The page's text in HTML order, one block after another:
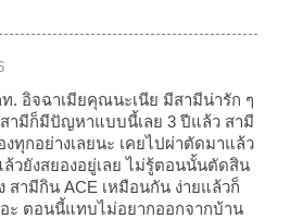
ท. อิจฉาเมียคุณนะเนีย มีสามีน่ารัก ๆ
สามีก็มีปัญหาแบบนี้เลย 3 ปีแล้ว สามี
งทุกอย่างเลยนะ เคยไปผ่าตัดมาแล้ว
วยังสยองอยู่เลย ไม่รู้ตอนนั้นตัดสิน
สามีกิน ACE เหมือนกัน ง่ายแล้วก็
ะ ตอนนี้แทบไม่อยากออกจากบ้าน